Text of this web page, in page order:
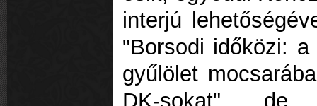
interjú
"Borsodi időközi:
gyűlölet
DK-sokat",